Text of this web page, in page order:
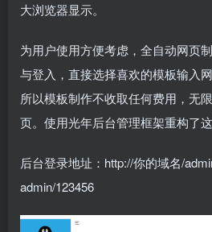
大浏览器显示。
为用户使用方便考虑，全自动网页
与登入，直接选择喜欢的模板输入
所以模板制作不收取任何费用，无
页。使用光年后台管理框架重构了这
后台登录地址：http://你的域名/
admin/123456